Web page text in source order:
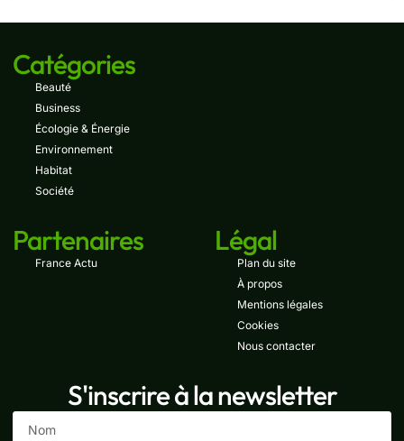
Catégories
Beauté
Business
Écologie & Énergie
Environnement
Habitat
Société
Partenaires
France Actu
Légal
Plan du site
À propos
Mentions légales
Cookies
Nous contacter
S'inscrire à la newsletter